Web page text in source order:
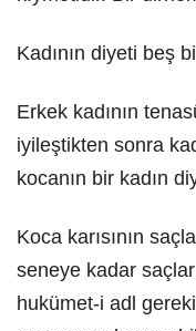
Kadının diyeti beş
Erkek kadının
iyileştikten sonra
kocanın bir kadın
Koca karısının
seneye kadar
hukümet-i adl